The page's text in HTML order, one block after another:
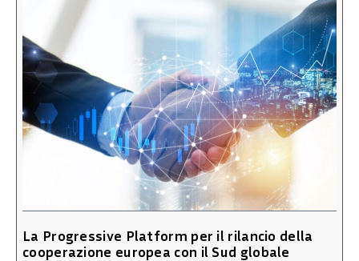
La Progressive Platform per il rilancio della
cooperazione europea con il Sud globale